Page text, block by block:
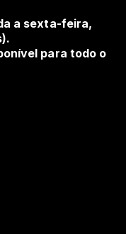
a sexta-feira,
para todo o